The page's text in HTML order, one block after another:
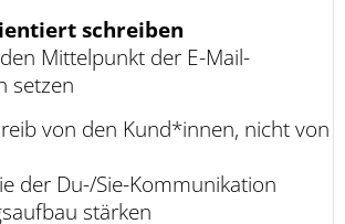
schreiben
Mittelpunkt der E-Mail-
setzen
von den Kund*innen, nicht von
der Du-/Sie-Kommunikation
stärken